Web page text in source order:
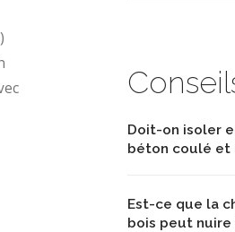
Doit-on isoler
béton coulé et
Est-ce que la
bois peut